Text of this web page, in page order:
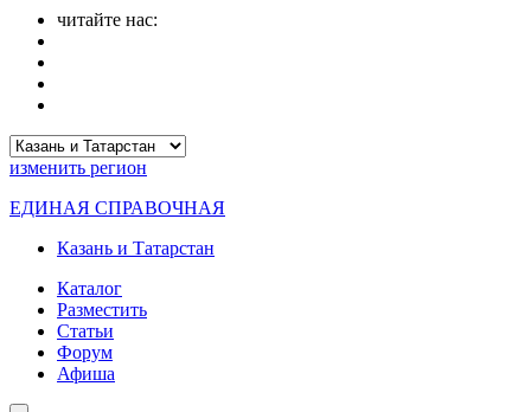
читайте нас:
изменить регион
ЕДИНАЯ СПРАВОЧНАЯ
Казань и Татарстан
Каталог
Разместить
Статьи
Форум
Афиша